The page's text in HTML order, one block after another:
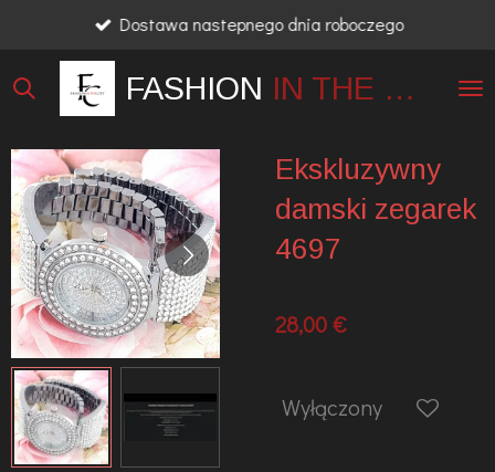
głównej
FASHION IN THE CITY
Dostawa nastepnego dnia roboczego
Ekskluzywny
damski zegarek
4697
28,00 €
Wyłączony